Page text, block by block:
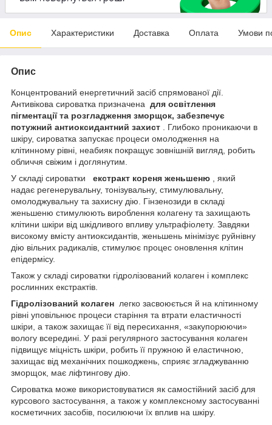
Опис Характеристики Доставка Оплата Умови
Опис
Концентрований енергетичний засіб спрямованої дії.
Антивікова сироватка призначена для освітлення
пігментації та розгладження зморщок, забезпечує
потужний антиоксидантний захист . Глибоко проникаючи в
шкіру, сироватка запускає процеси омолодження на
клітинному рівні, неабияк покращує зовнішній вигляд, робить
обличчя свіжим і доглянутим.
У складі сироватки екстракт кореня женьшеню , який
надає регенерувальну, тонізувальну, стимулювальну,
омолоджувальну та захисну дію. Гінзенозиди в складі
женьшеню стимулюють вироблення колагену та захищають
клітини шкіри від шкідливого впливу ультрафіолету. Завдяки
високому вмісту антиоксидантів, женьшень мінімізує руйнівну
дію вільних радикалів, стимулює процес оновлення клітин
епідермісу.
Також у складі сироватки гідролізований колаген і комплекс
рослинних екстрактів.
Гідролізований колаген легко засвоюється й на клітинному
рівні уповільнює процеси старіння та втрати еластичності
шкіри, а також захищає її від пересихання, «закупорюючи»
вологу всередині. У разі регулярного застосування колаген
підвищує міцність шкіри, робить її пружною й еластичною,
захищає від механічних пошкоджень, сприяє згладжуванню
зморщок, має ліфтингову дію.
Сироватка може використовуватися як самостійний засіб для
курсового застосування, а також у комплексному застосуванні
косметичних засобів, посилюючи їх вплив на шкіру.